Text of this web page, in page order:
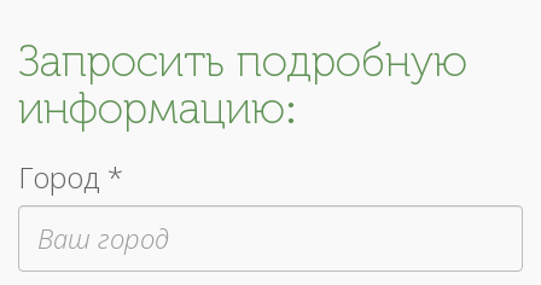
Запросить подробную
информацию:
Город *